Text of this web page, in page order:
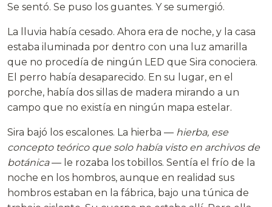
Se sentó. Se puso los guantes. Y se sumergió.
La lluvia había cesado. Ahora era de noche, y la casa
estaba iluminada por dentro con una luz amarilla
que no procedía de ningún LED que Sira conociera.
El perro había desaparecido. En su lugar, en el
porche, había dos sillas de madera mirando a un
campo que no existía en ningún mapa estelar.
Sira bajó los escalones. La hierba — hierba, ese
concepto teórico que solo había visto en archivos de
botánica— le rozaba los tobillos. Sentía el frío de la
noche en los hombros, aunque en realidad sus
hombros estaban en la fábrica, bajo una túnica de